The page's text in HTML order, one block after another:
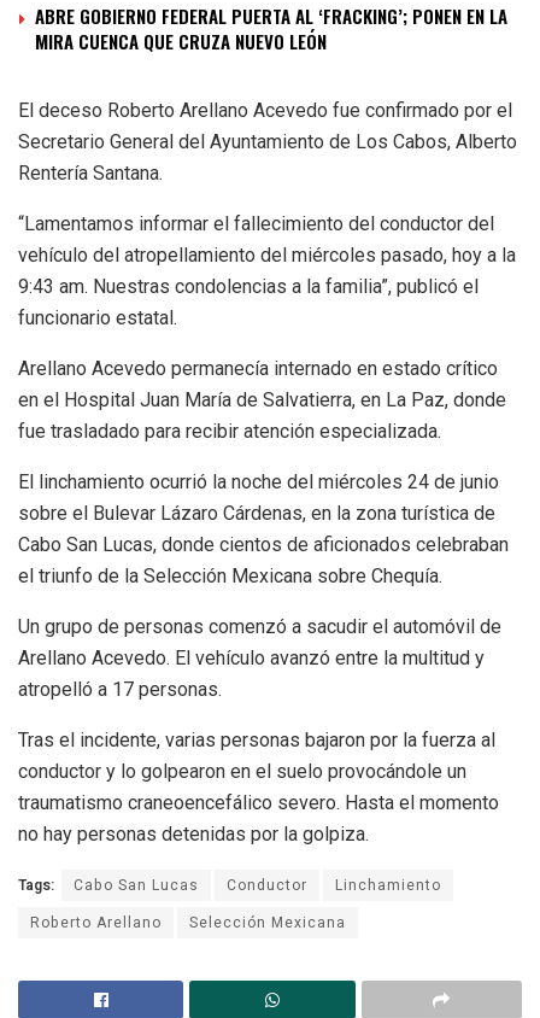
ABRE GOBIERNO FEDERAL PUERTA AL ‘FRACKING’; PONEN EN LA
MIRA CUENCA QUE CRUZA NUEVO LEÓN
El deceso Roberto Arellano Acevedo fue confirmado por el
Secretario General del Ayuntamiento de Los Cabos, Alberto
Rentería Santana.
“Lamentamos informar el fallecimiento del conductor del
vehículo del atropellamiento del miércoles pasado, hoy a la
9:43 am. Nuestras condolencias a la familia”, publicó el
funcionario estatal.
Arellano Acevedo permanecía internado en estado crítico
en el Hospital Juan María de Salvatierra, en La Paz, donde
fue trasladado para recibir atención especializada.
El linchamiento ocurrió la noche del miércoles 24 de junio
sobre el Bulevar Lázaro Cárdenas, en la zona turística de
Cabo San Lucas, donde cientos de aficionados celebraban
el triunfo de la Selección Mexicana sobre Chequía.
Un grupo de personas comenzó a sacudir el automóvil de
Arellano Acevedo. El vehículo avanzó entre la multitud y
atropelló a 17 personas.
Tras el incidente, varias personas bajaron por la fuerza al
conductor y lo golpearon en el suelo provocándole un
traumatismo craneoencefálico severo. Hasta el momento
no hay personas detenidas por la golpiza.
Tags: Cabo San Lucas Conductor
Linchamiento
Roberto Arellano
Selección Mexicana